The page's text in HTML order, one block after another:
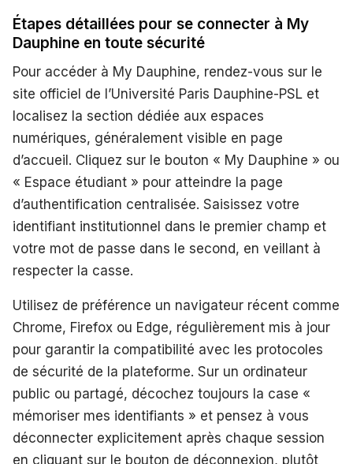
Étapes détaillées pour se connecter à My
Dauphine en toute sécurité
Pour accéder à My Dauphine, rendez-vous sur le
site officiel de l’Université Paris Dauphine-PSL et
localisez la section dédiée aux espaces
numériques, généralement visible en page
d’accueil. Cliquez sur le bouton « My Dauphine » ou
« Espace étudiant » pour atteindre la page
d’authentification centralisée. Saisissez votre
identifiant institutionnel dans le premier champ et
votre mot de passe dans le second, en veillant à
respecter la casse.
Utilisez de préférence un navigateur récent comme
Chrome, Firefox ou Edge, régulièrement mis à jour
pour garantir la compatibilité avec les protocoles
de sécurité de la plateforme. Sur un ordinateur
public ou partagé, décochez toujours la case «
mémoriser mes identifiants » et pensez à vous
déconnecter explicitement après chaque session
en cliquant sur le bouton de déconnexion, plutôt